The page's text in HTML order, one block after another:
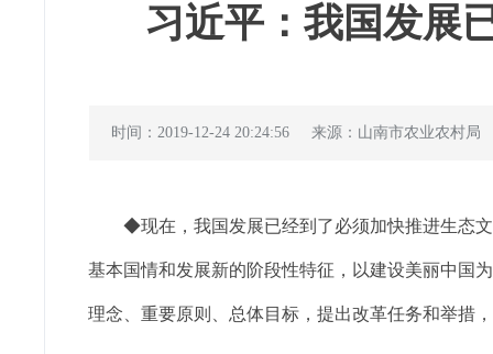
习近平：我国发展
时间：2019-12-24 20:24:56 来源：山南市农业农村局
◆现在，我国发展已经到了必须加快推进生态
基本国情和发展新的阶段性特征，以建设美丽中国
理念、重要原则、总体目标，提出改革任务和举措